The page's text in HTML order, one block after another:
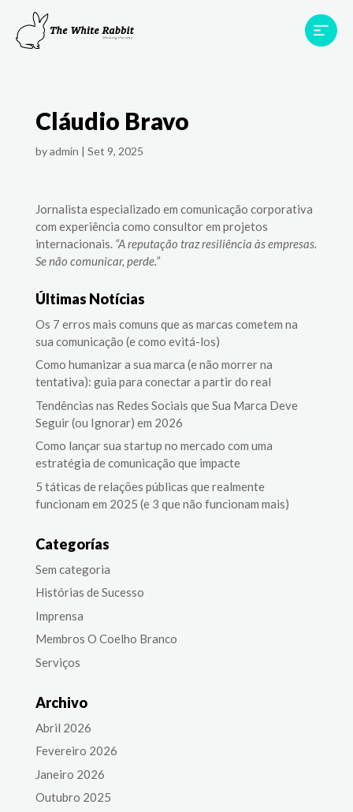
Projetos
Cláudio Bravo
byadmin | Set 9, 2025
Jornalista especializado em comunicação corporativa
com experiência como consultor em projetos
internacionais. “A reputação traz resiliência às empresas.
Se não comunicar, perde.”
Últimas Notícias
Os 7 erros mais comuns que as marcas cometem na
sua comunicação (e como evitá-los)
Como humanizar a sua marca (e não morrer na
tentativa): guia para conectar a partir do real
Tendências nas Redes Sociais que Sua Marca Deve
Seguir (ou Ignorar) em 2026
Como lançar sua startup no mercado com uma
estratégia de comunicação que impacte
5 táticas de relações públicas que realmente
funcionam em 2025 (e 3 que não funcionam mais)
Categorías
Sem categoria
Histórias de Sucesso
Imprensa
Membros O Coelho Branco
Serviços
Archivo
Abril 2026
Fevereiro 2026
Janeiro 2026
Outubro 2025